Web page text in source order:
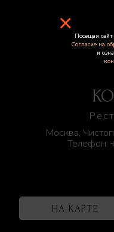
НА КАРТЕ
Москва,
Телефон:
Посещая
Согласие на
и
×